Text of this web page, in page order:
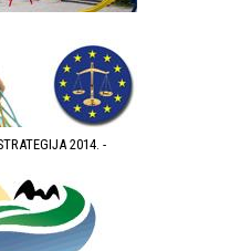
2014. -